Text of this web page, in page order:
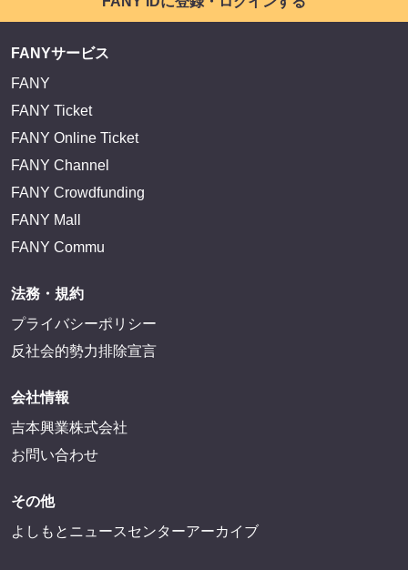
EXIT OFFICIAL FANCLUB ENTRANCE
FANYサービス
FANY Ticket
FANY Online Ticket
FANY Channel
FANY Mall
FANY Commu